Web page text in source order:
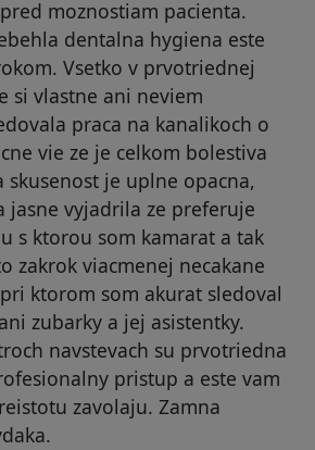
moznostiam pacienta.
dentalna hygiena este
Vsetko v prvotriednej
si vlastne ani neviem
praca na kanalikoch o
vie ze je celkom bolestiva
skusenost je uplne opacna,
jasne vyjadrila ze preferuje
s ktorou som kamarat a tak
zakrok viacmenej necakane
ktorom som akurat sledoval
zubarky a jej asistentky.
navstevach su prvotriedna
pristup a este vam
zavolaju. Zamna